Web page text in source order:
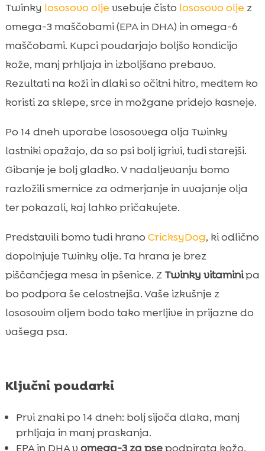
 Prehranska podpora: kako hrana vpliva na
rezultat po 2 tednih
 CricksyDog: popolna izbira hrane kot
partner Twinky olju
Najpogostejše napake pri uporabi
lososovega olja
Varnost, kakovost in transparentnost
sestave
Primeri jedilnikov z Twinky oljem za 14 dni
tednih
Kaj storiti, če rezultatov po 14 dneh ni
 Zaključek
 FAQ
Twinky lososovo olje vsebuje čisto lososovo olje z
omega-3 maščobami (EPA in DHA) in omega-6
maščobami. Kupci poudarjajo boljšo kondicijo
kože, manj prhljaja in izboljšano prebavo.
Rezultati na koži in dlaki so očitni hitro, medtem ko
koristi za sklepe, srce in možgane pridejo kasneje.
Po 14 dneh uporabe lososovega olja Twinky
lastniki opažajo, da so psi bolj igrivi, tudi starejši.
Gibanje je bolj gladko. V nadaljevanju bomo
razložili smernice za odmerjanje in uvajanje olja
ter pokazali, kaj lahko pričakujete.
Predstavili bomo tudi hrano CricksyDog, ki odlično
dopolnjuje Twinky olje. Ta hrana je brez
piščančjega mesa in pšenice. Z Twinky vitaminipa
bo podpora še celostnejša. Vaše izkušnje z
lososovim oljem bodo tako merljive in prijazne do
vašega psa.
Ključni poudarki
Prvi znaki po 14 dneh: bolj sijoča dlaka, manj
prhljaja in manj praskanja.